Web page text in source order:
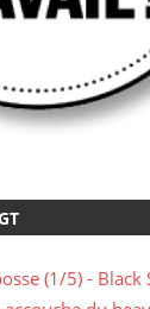
(1/5) - Black